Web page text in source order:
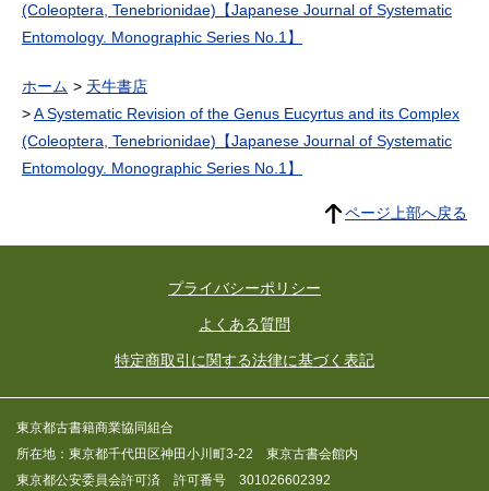
(Coleoptera, Tenebrionidae)【Japanese Journal of Systematic
Entomology. Monographic Series No.1】
ホーム
天牛書店
A Systematic Revision of the Genus Eucyrtus and its Complex
(Coleoptera, Tenebrionidae)【Japanese Journal of Systematic
Entomology. Monographic Series No.1】
ページ上部へ戻る
プライバシーポリシー
よくある質問
特定商取引に関する法律に基づく表記
東京都古書籍商業協同組合
所在地：東京都千代田区神田小川町3-22 東京古書会館内
東京都公安委員会許可済 許可番号 301026602392